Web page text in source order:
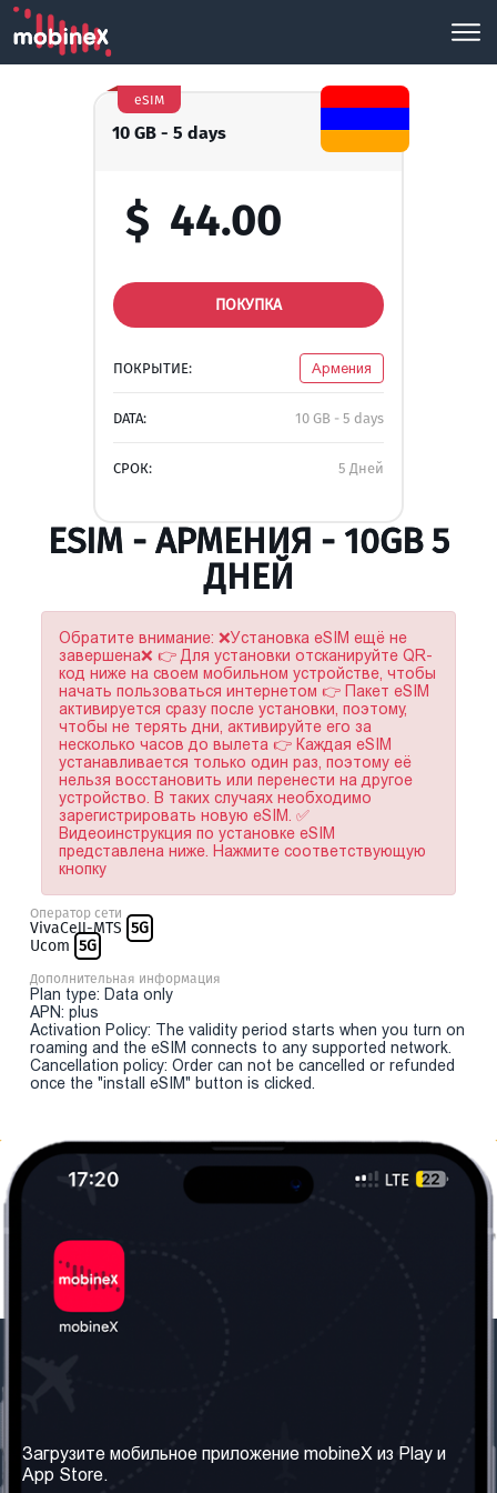
10 GB - 5 days
eSIM
$ 44.00
ПОКУПКА
ПОКРЫТИЕ: Армения
DATA: 10 GB - 5 days
СРОК: 5 Дней
ESIM - АРМЕНИЯ - 10GB 5
ДНЕЙ
Обратите внимание: ❌Установка eSIM ещё не
завершена❌ 👉 Для установки отсканируйте QR-
код ниже на своем мобильном устройстве, чтобы
начать пользоваться интернетом 👉 Пакет eSIM
активируется сразу после установки, поэтому,
чтобы не терять дни, активируйте его за
несколько часов до вылета 👉 Каждая eSIM
устанавливается только один раз, поэтому её
нельзя восстановить или перенести на другое
устройство. В таких случаях необходимо
зарегистрировать новую eSIM. ✅
Видеоинструкция по установке eSIM
представлена ниже. Нажмите соответствующую
кнопку
Оператор сети
VivaCell-MTS 5G
Ucom 5G
Дополнительная информация
Plan type: Data only
APN: plus
Activation Policy: The validity period starts when you turn on
roaming and the eSIM connects to any supported network.
Cancellation policy: Order can not be cancelled or refunded
once the "install eSIM" button is clicked.
Наши сервисы
Правила и Условия
Загрузите мобильное приложение mobineX из Play и
App Store.